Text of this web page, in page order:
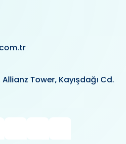
Tower, Kayışdağı Cd.